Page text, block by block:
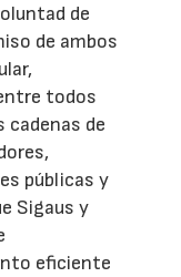
de
de ambos
todos
cadenas de
públicas y
Sigaus y
eficiente